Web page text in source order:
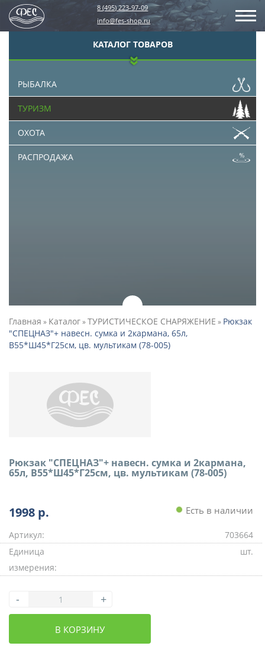
8 (495) 223-97-09
info@fes-shop.ru
КАТАЛОГ ТОВАРОВ
РЫБАЛКА
ТУРИЗМ
ОХОТА
РАСПРОДАЖА
Главная » Каталог»ТУРИСТИЧЕСКОЕ СНАРЯЖЕНИЕ » Рюкзак
"СПЕЦНАЗ"+ навесн. сумка и 2кармана, 65л,
В55*Ш45*Г25см, цв. мультикам (78-005)
Рюкзак "СПЕЦНАЗ"+ навесн. сумка и 2кармана,
65л, В55*Ш45*Г25см, цв. мультикам (78-005)
1998 р. Есть в наличии
Артикул:
703664
Единица
измерения:
шт.
- +
В КОРЗИНУ